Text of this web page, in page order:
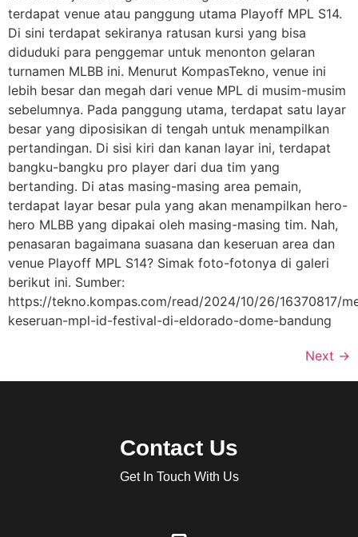
terdapat venue atau panggung utama Playoff MPL S14.
Di sini terdapat sekiranya ratusan kursi yang bisa
diduduki para penggemar untuk menonton gelaran
turnamen MLBB ini. Menurut KompasTekno, venue ini
lebih besar dan megah dari venue MPL di musim-musim
sebelumnya. Pada panggung utama, terdapat satu layar
besar yang diposisikan di tengah untuk menampilkan
pertandingan. Di sisi kiri dan kanan layar ini, terdapat
bangku-bangku pro player dari dua tim yang
bertanding. Di atas masing-masing area pemain,
terdapat layar besar pula yang akan menampilkan hero-
hero MLBB yang dipakai oleh masing-masing tim. Nah,
penasaran bagaimana suasana dan keseruan area dan
venue Playoff MPL S14? Simak foto-fotonya di galeri
berikut ini. Sumber:
https://tekno.kompas.com/read/2024/10/26/16370817/
keseruan-mpl-id-festival-di-eldorado-dome-bandung
Next →
Contact Us
Get In Touch With Us